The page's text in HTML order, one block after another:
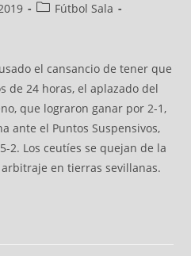
Fútbol Sala
el cansancio de tener que
de 24 horas, el aplazado del
que lograron ganar por 2-1,
ante el Puntos Suspensivos,
2. Los ceutíes se quejan de la
en tierras sevillanas.